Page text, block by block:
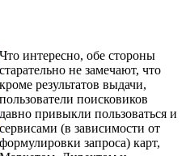
Что интересно, обе стороны
старательно не замечают, что
кроме результатов выдачи,
пользователи поисковиков
давно привыкли пользоваться и
сервисами (в зависимости от
формулировки запроса) карт,